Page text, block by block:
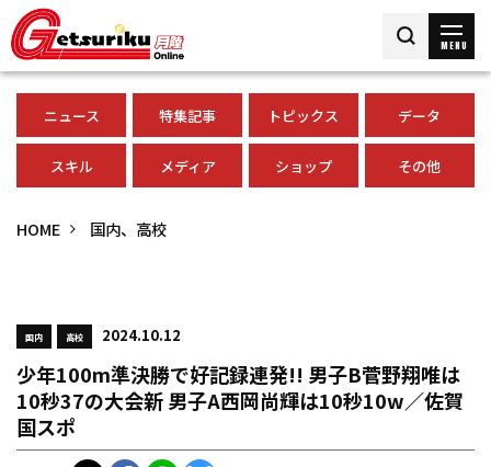
MENU
ニュース 特集記事 トピックス データ
スキル メディア ショップ その他
HOME 国内、高校
国内 高校 2024.10.12
少年100m準決勝で好記録連発!! 男子B菅野翔唯は
10秒37の大会新 男子A西岡尚輝は10秒10w／佐賀
国スポ